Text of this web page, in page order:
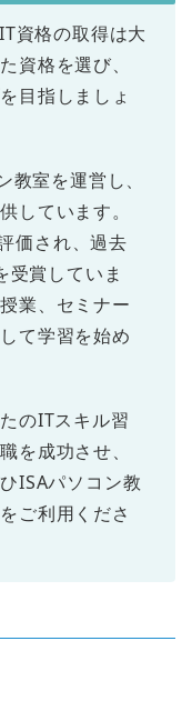
資格の取得は大
資格を選び、
目指しましょ
室を運営し、
しています。
価され、過去
賞していま
業、セミナー
て学習を始め
のITスキル習
を成功させ、
ISAパソコン教
ご利用くださ